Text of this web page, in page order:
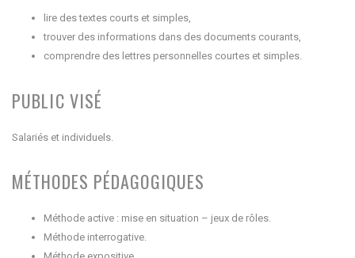
lire des textes courts et simples,
trouver des informations dans des documents courants,
comprendre des lettres personnelles courtes et simples.
PUBLIC VISÉ
Salariés et individuels.
MÉTHODES PÉDAGOGIQUES
Méthode active : mise en situation – jeux de rôles.
Méthode interrogative.
Méthode expositive.